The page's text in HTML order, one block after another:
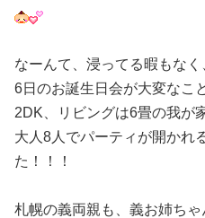
なーんて、浸ってる暇もなく
6日のお誕生日会が大変なこ
2DK、リビングは6畳の我が
大人8人でパーティが開かれ
た！！！
札幌の義両親も、義お姉ち